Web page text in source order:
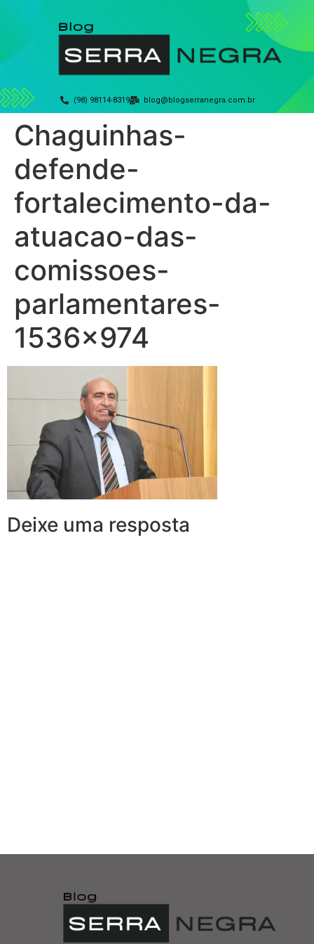
(98) 98114-8319 blog@blogserranegra.com.br
Chaguinhas-
defende-
fortalecimento-da-
atuacao-das-
comissoes-
parlamentares-
1536×974
Deixe uma resposta